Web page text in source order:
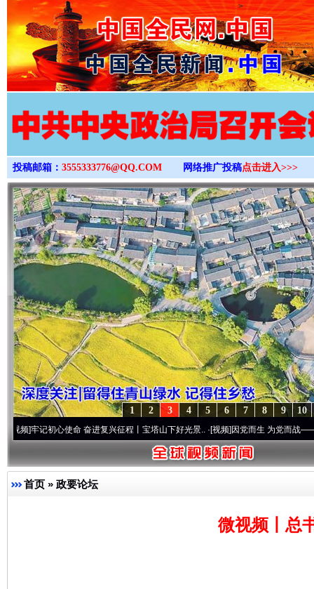
>
投稿邮箱： 3555333776@QQ.COM 网络推广投稿点击进入>>>
10
9
8
7
6
5
4
3
2
1
心使命 奋进复兴征程丨宝塔山下好光景..·[视频]因党而生 为党而战——百年“纪”
首页 » 政要论坛
微视频丨总